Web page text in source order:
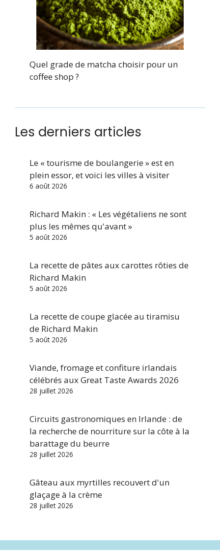
Quel grade de matcha choisir pour un
coffee shop ?
Les derniers articles
Le « tourisme de boulangerie » est en
plein essor, et voici les villes à visiter
6 août 2026
Richard Makin : « Les végétaliens ne sont
plus les mêmes qu'avant »
5 août 2026
La recette de pâtes aux carottes rôties de
Richard Makin
5 août 2026
La recette de coupe glacée au tiramisu
de Richard Makin
5 août 2026
Viande, fromage et confiture irlandais
célébrés aux Great Taste Awards 2026
28 juillet 2026
Circuits gastronomiques en Irlande : de
la recherche de nourriture sur la côte à la
barattage du beurre
28 juillet 2026
Gâteau aux myrtilles recouvert d'un
glaçage à la crème
28 juillet 2026